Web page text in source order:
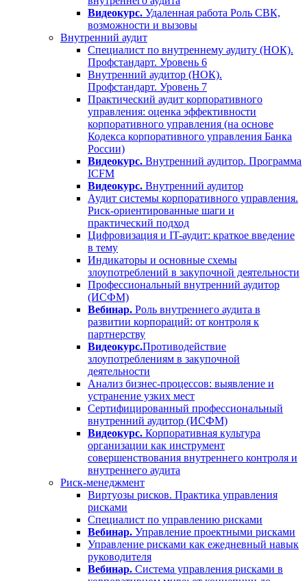
Видеокурс. Удаленная работа Роль СВК,
возможности и вызовы
Внутренний аудит
Специалист по внутреннему аудиту (НОК).
Профстандарт. Уровень 6
Внутренний аудитор (НОК).
Профстандарт. Уровень 7
Практический аудит корпоративного
управления: оценка эффективности
корпоративного управления (на основе
Кодекса корпоративного управления Банка
России)
Видеокурс. Внутренний аудитор. Программа
ICFM
Видеокурс. Внутренний аудитор
Аудит системы корпоративного управления.
Риск-ориентированные шаги и
практический подход
Цифровизация и IT-аудит: краткое введение
в тему
Индикаторы и основные схемы
злоупотреблений в закупочной деятельности
Профессиональный внутренний аудитор
(ИСФМ)
Вебинар. Роль внутреннего аудита в
развитии корпораций: от контроля к
партнерству
Видеокурс.Противодействие
злоупотреблениям в закупочной
деятельности
Анализ бизнес-процессов: выявление и
устранение узких мест
Сертифицированный профессиональный
внутренний аудитор (ИСФМ)
Видеокурс. Корпоративная культура
организации как инструмент
совершенствования внутреннего контроля и
внутреннего аудита
Риск-менеджмент
Виртуозы рисков. Практика управления
рисками
Специалист по управлению рисками
Вебинар. Управление проектными рисками
Управление рисками как ежедневный навык
руководителя
Вебинар. Система управления рисками в